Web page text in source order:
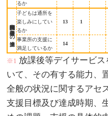
るか
関係機関や保護者との連携
子どもは通所を
楽しみにしてい
るか
13 1
事業所の支援に
満足しているか
14
※1 放課後等デイサービ
いて、その有する能力、
全般の状況に関するアセ
支援目標及び達成時期、